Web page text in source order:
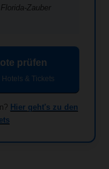
Zauber
prüfen
& Tickets
Hier geht's zu den